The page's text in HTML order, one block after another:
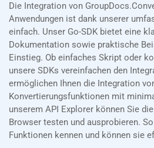
Die Integration von
Anwendungen ist dank unserer
einfach. Unser Go-SDK bietet eine
Dokumentation sowie praktische
Einstieg. Ob einfaches Skript oder
unsere SDKs vereinfachen den
ermöglichen Ihnen die Integration
Konvertierungsfunktionen mit
unserem API Explorer können Sie
Browser testen und ausprobieren.
Funktionen kennen und können sie